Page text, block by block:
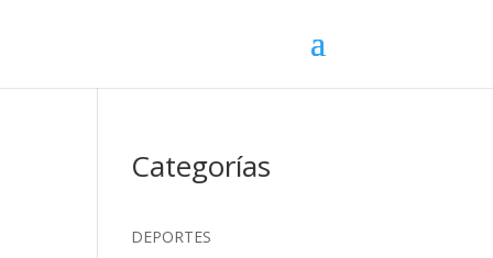
Categorías
DEPORTES